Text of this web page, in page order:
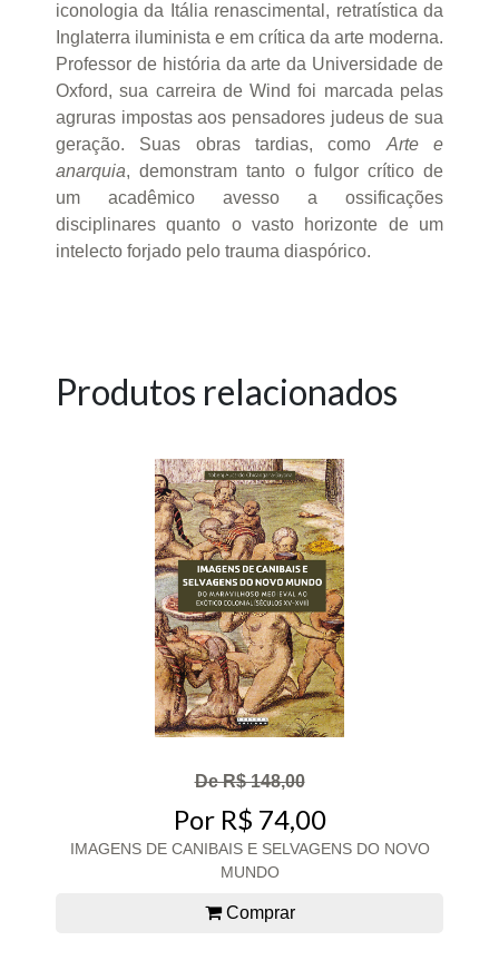
iconologia da Itália renascimental, retratística da
Inglaterra iluminista e em crítica da arte moderna.
Professor de história da arte da Universidade de
Oxford, sua carreira de Wind foi marcada pelas
agruras impostas aos pensadores judeus de sua
geração. Suas obras tardias, como Arte e
anarquia, demonstram tanto o fulgor crítico de
um acadêmico avesso a ossificações
disciplinares quanto o vasto horizonte de um
intelecto forjado pelo trauma diaspórico.
Produtos relacionados
De R$ 148,00
Por R$ 74,00
IMAGENS DE CANIBAIS E SELVAGENS DO NOVO
MUNDO
Comprar